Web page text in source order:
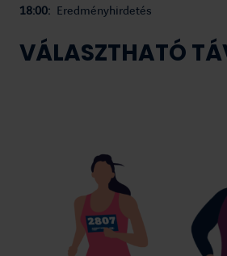
18:00: Eredményhirdetés
VÁLASZTHATÓ